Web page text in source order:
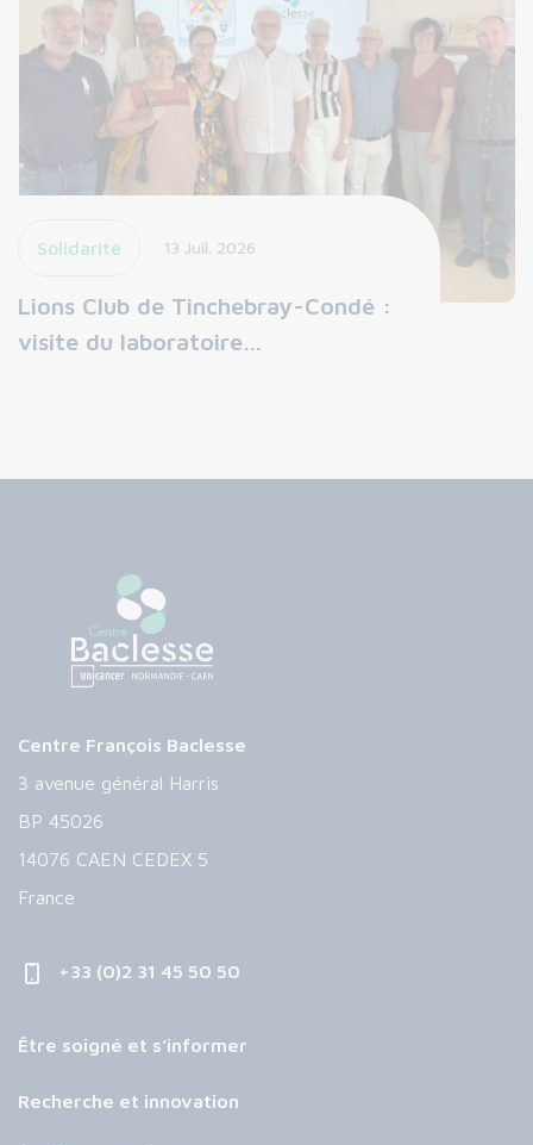
Solidarité 13 Juil. 2026
Lions Club de Tinchebray-Condé :
visite du laboratoire…
Centre François Baclesse
3 avenue général Harris
BP 45026
14076 CAEN CEDEX 5
France
+33 (0)2 31 45 50 50
Être soigné et s’informer
Recherche et innovation